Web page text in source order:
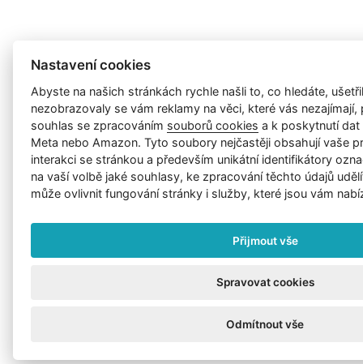
Nastavení cookies
Abyste na našich stránkách rychle našli to, co hledáte,
nezobrazovaly se vám reklamy na věci, které vás
souhlas se zpracováním souborů cookies a k poskytnutí
Meta nebo Amazon. Tyto soubory nejčastěji obsahují vaše
interakci se stránkou a především unikátní identifikátory
na vaší volbě jaké souhlasy, ke zpracování těchto údajů
může ovlivnit fungování stránky i služby, které jsou vám
Přijmout vše
Spravovat cookies
Odmítnout vše